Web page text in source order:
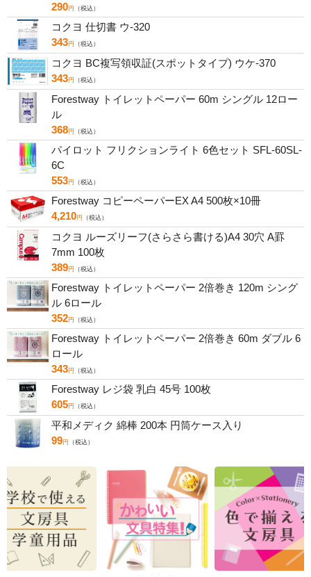
290円 （税込）
コクヨ 仕切書 ウ-320
343円 （税込）
コクヨ BC複写領収証(スポットタイプ) ウケ-370
343円 （税込）
Forestway トイレットペーパー 60m シングル 12ロー
ル
368円 （税込）
パイロット フリクションライト 6色セット SFL-60SL-
6C
553円 （税込）
Forestway コピーペーパーEX A4 500枚×10冊
4,210円 （税込）
コクヨ ルーズリーフ(さらさら書ける)A4 30穴 A罫
7mm 100枚
389円 （税込）
Forestway トイレットペーパー 2倍巻き 120m シング
ル 6ロール
352円 （税込）
Forestway トイレットペーパー 2倍巻き 60m ダブル 6
ロール
343円 （税込）
Forestway レジ袋 乳白 45号 100枚
605円 （税込）
平和メディク 綿棒 200本 円筒ケース入り
99円 （税込）